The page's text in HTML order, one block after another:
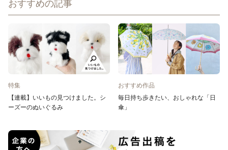
おすすめの記事
特集
【連載】いいもの見つけました。シ
ーズーのぬいぐるみ
おすすめ作品
毎日持ち歩きたい、おしゃれな「日
傘」